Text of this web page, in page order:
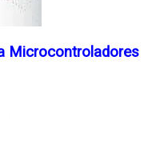
Microcontroladores